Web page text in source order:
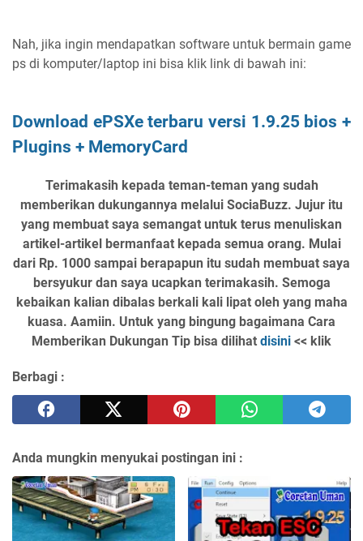
Nah, jika ingin mendapatkan software untuk bermain game
ps di komputer/laptop ini bisa klik link di bawah ini:
Download ePSXe terbaru versi 1.9.25 bios +
Plugins + MemoryCard
Terimakasih kepada teman-teman yang sudah
memberikan dukungannya melalui SociaBuzz. Jujur itu
yang membuat saya semangat untuk terus menuliskan
artikel-artikel bermanfaat kepada semua orang. Mulai
dari Rp. 1000 sampai berapapun itu sudah membuat saya
bersyukur dan saya ucapkan terimakasih. Semoga
kebaikan kalian dibalas berkali kali lipat oleh yang maha
kuasa. Aamiin. Untuk yang bingung bagaimana Cara
Memberikan Dukungan Tip bisa dilihat disini << klik
Berbagi :
Anda mungkin menyukai postingan ini :